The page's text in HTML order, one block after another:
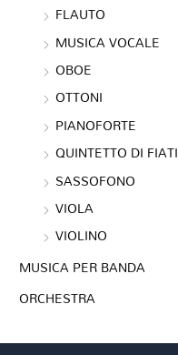
FLAUTO
MUSICA VOCALE
OBOE
OTTONI
PIANOFORTE
QUINTETTO DI FIATI
SASSOFONO
VIOLA
VIOLINO
MUSICA PER BANDA
ORCHESTRA